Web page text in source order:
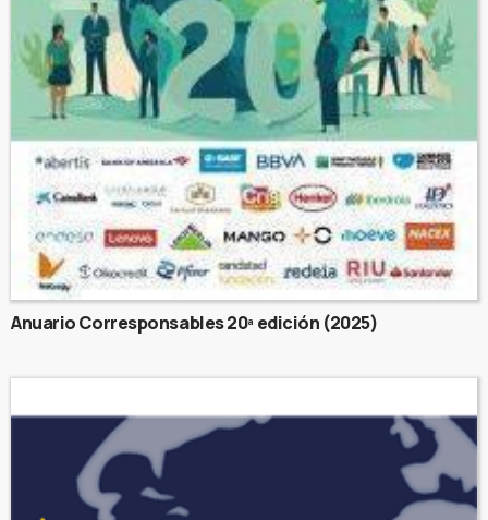
Anuario Corresponsables 20ª edición (2025)